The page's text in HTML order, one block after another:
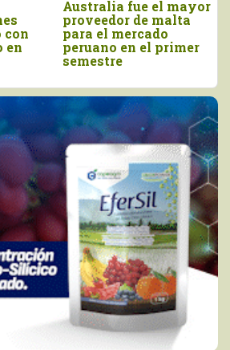
Agroexportaciones no
tradicionales de Perú
a Estados Unidos
cayeron en valor 17%
viernes
de la